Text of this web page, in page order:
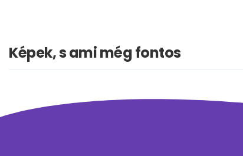
Képek, s ami még fontos